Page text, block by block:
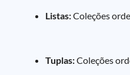
Listas:Coleções
Tuplas:Coleções